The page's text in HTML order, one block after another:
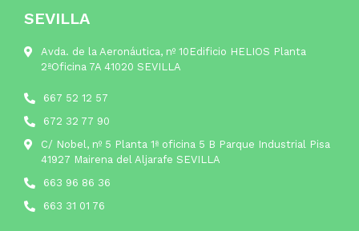
SEVILLA
Avda. de la Aeronáutica, nº 10Edificio HELIOS Planta
2ªOficina 7A 41020 SEVILLA
667 52 12 57
672 32 77 90
C/ Nobel, nº 5 Planta 1ª oficina 5 B Parque Industrial Pisa
41927 Mairena del Aljarafe SEVILLA
663 96 86 36
663 31 01 76